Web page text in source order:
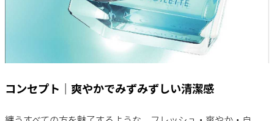
コンセプト｜爽やかでみずみずしい清潔感